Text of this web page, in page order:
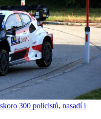
300 policistů, nasadí i